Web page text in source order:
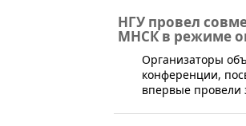
НГУ провел
МНСК в режиме
​​Организаторы
конференции,
впервые провели